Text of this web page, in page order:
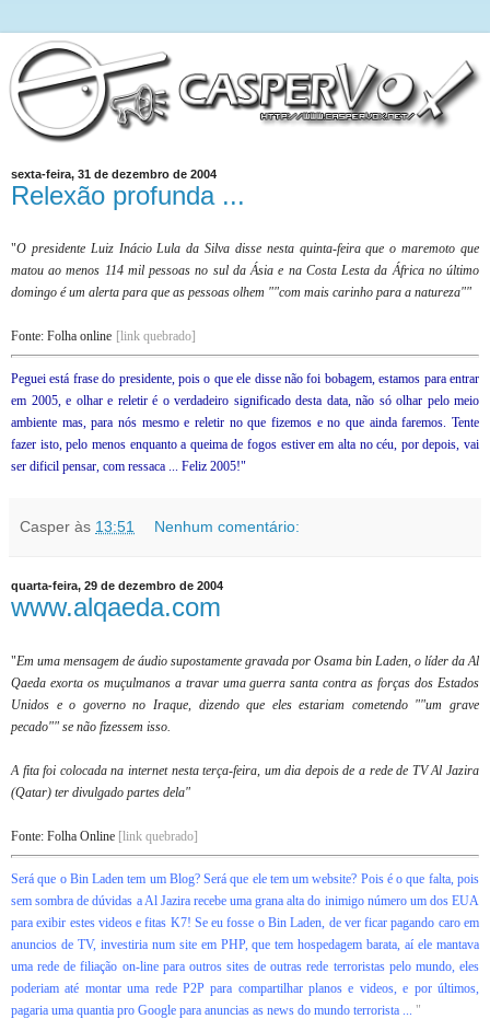
sexta-feira, 31 de dezembro de 2004
Relexão profunda ...
"O presidente Luiz Inácio Lula da Silva disse nesta quinta-feira que o maremoto que
matou ao menos 114 mil pessoas no sul da Ásia e na Costa Lesta da África no último
domingo é um alerta para que as pessoas olhem ""com mais carinho para a natureza""
Fonte: Folha online [link quebrado]
Peguei está frase do presidente, pois o que ele disse não foi bobagem, estamos para entrar
em 2005, e olhar e reletir é o verdadeiro significado desta data, não só olhar pelo meio
ambiente mas, para nós mesmo e reletir no que fizemos e no que ainda faremos. Tente
fazer isto, pelo menos enquanto a queima de fogos estiver em alta no céu, por depois, vai
ser dificil pensar, com ressaca ... Feliz 2005!"
Casper às 13:51 Nenhum comentário:
quarta-feira, 29 de dezembro de 2004
www.alqaeda.com
"Em uma mensagem de áudio supostamente gravada por Osama bin Laden, o líder da Al
Qaeda exorta os muçulmanos a travar uma guerra santa contra as forças dos Estados
Unidos e o governo no Iraque, dizendo que eles estariam cometendo ""um grave
pecado"" se não fizessem isso.
A fita foi colocada na internet nesta terça-feira, um dia depois de a rede de TV Al Jazira
(Qatar) ter divulgado partes dela"
Fonte: Folha Online [link quebrado]
Será que o Bin Laden tem um Blog? Será que ele tem um website? Pois é o que falta, pois
sem sombra de dúvidas a Al Jazira recebe uma grana alta do inimigo número um dos EUA
para exibir estes videos e fitas K7! Se eu fosse o Bin Laden, de ver ficar pagando caro em
anuncios de TV, investiria num site em PHP, que tem hospedagem barata, aí ele mantava
uma rede de filiação on-line para outros sites de outras rede terroristas pelo mundo, eles
poderiam até montar uma rede P2P para compartilhar planos e videos, e por últimos,
pagaria uma quantia pro Google para anuncias as news do mundo terrorista ... "